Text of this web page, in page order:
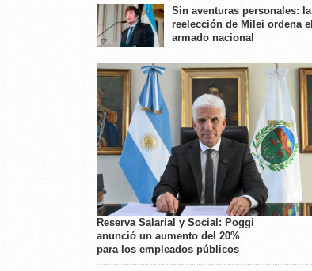
Sin aventuras personales: la
reelección de Milei ordena el
armado nacional
Reserva Salarial y Social: Poggi
anunció un aumento del 20%
para los empleados públicos